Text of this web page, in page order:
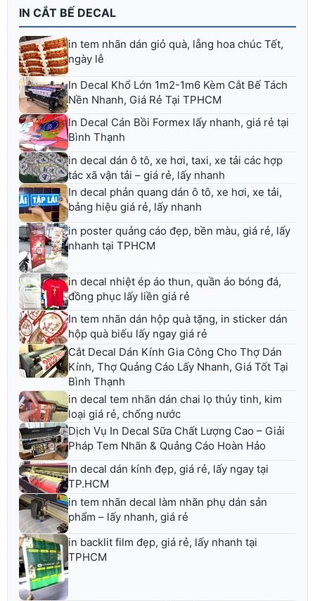
IN CẮT BẾ DECAL
in tem nhãn dán giỏ quà, lẵng hoa chúc Tết,
ngày lễ
In Decal Khổ Lớn 1m2-1m6 Kèm Cắt Bế Tách
Nền Nhanh, Giá Rẻ Tại TPHCM
In Decal Cán Bồi Formex lấy nhanh, giá rẻ tại
Bình Thạnh
in decal dán ô tô, xe hơi, taxi, xe tải các hợp
tác xã vận tải – giá rẻ, lấy nhanh
In decal phản quang dán ô tô, xe hơi, xe tải,
bảng hiệu giá rẻ, lấy nhanh
in poster quảng cáo đẹp, bền màu, giá rẻ, lấy
nhanh tại TPHCM
in decal nhiệt ép áo thun, quần áo bóng đá,
đồng phục lấy liền giá rẻ
In tem nhãn dán hộp quà tặng, in sticker dán
hộp quà biếu lấy ngay giá rẻ
Cắt Decal Dán Kính Gia Công Cho Thợ Dán
Kính, Thợ Quảng Cáo Lấy Nhanh, Giá Tốt Tại
Bình Thạnh
in decal tem nhãn dán chai lọ thủy tinh, kim
loại giá rẻ, chống nước
Dịch Vụ In Decal Sữa Chất Lượng Cao – Giải
Pháp Tem Nhãn & Quảng Cáo Hoàn Hảo
In decal dán kính đẹp, giá rẻ, lấy ngay tại
TP.HCM
in tem nhãn decal làm nhãn phụ dán sản
phẩm – lấy nhanh, giá rẻ
in backlit film đẹp, giá rẻ, lấy nhanh tại
TPHCM